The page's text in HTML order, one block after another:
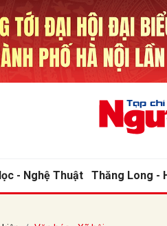
- Nghệ Thuật Thăng Long -
Gửi bình luận